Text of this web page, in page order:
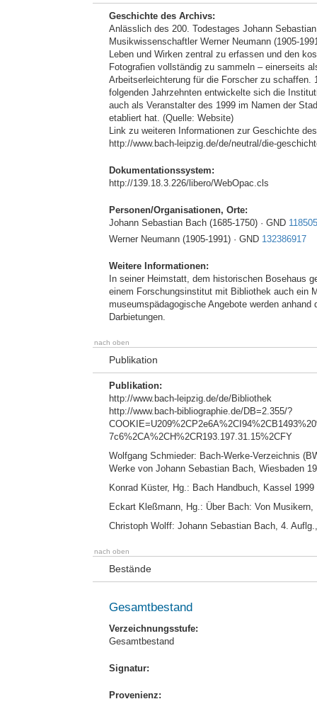
Geschichte des Archivs:
Anlässlich des 200. Todestages Johann
Musikwissenschaftler Werner Neumann (1905-
Leben und Wirken zentral zu erfassen und den
Fotografien vollständig zu sammeln – einerseits
Arbeitserleichterung für die Forscher zu schaffen.
folgenden Jahrzehnten entwickelte sich die
auch als Veranstalter des 1999 im Namen der
etabliert hat. (Quelle: Website)
Link zu weiteren Informationen zur Geschichte
http://www.bach-leipzig.de/de/neutral/die-
Dokumentationssystem:
http://139.18.3.226/libero/WebOpac.cls
Personen/Organisationen, Orte:
Johann Sebastian Bach (1685-1750) · GND
Werner Neumann (1905-1991) · GND 132386917
Weitere Informationen:
In seiner Heimstatt, dem historischen Bosehaus
einem Forschungsinstitut mit Bibliothek auch ein
museumspädagogische Angebote werden
Darbietungen.
nach oben
Publikation
Publikation:
http://www.bach-leipzig.de/de/Bibliothek
http://www.bach-bibliographie.de/DB=2.355/?
7c6%2CA%2CH%2CR193.197.31.15%2CFY
Wolfgang Schmieder: Bach-Werke-Verzeichnis
Werke von Johann Sebastian Bach, Wiesbaden
Konrad Küster, Hg.: Bach Handbuch, Kassel 1999
Eckart Kleßmann, Hg.: Über Bach: Von
Christoph Wolff: Johann Sebastian Bach, 4.
nach oben
Bestände
Gesamtbestand
Verzeichnungsstufe:
Gesamtbestand
Signatur:
Provenienz: